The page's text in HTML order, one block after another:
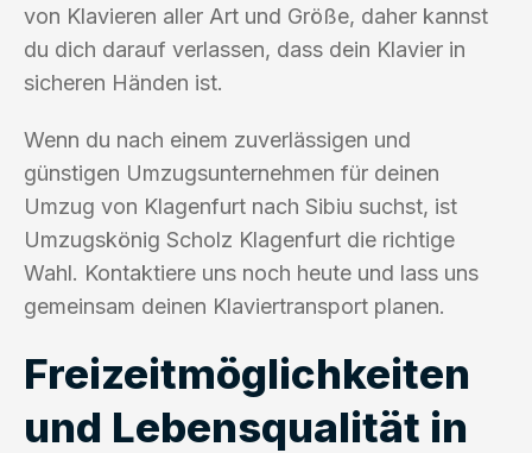
von Klavieren aller Art und Größe, daher kannst
du dich darauf verlassen, dass dein Klavier in
sicheren Händen ist.
Wenn du nach einem zuverlässigen und
günstigen Umzugsunternehmen für deinen
Umzug von Klagenfurt nach Sibiu suchst, ist
Umzugskönig Scholz Klagenfurt die richtige
Wahl. Kontaktiere uns noch heute und lass uns
gemeinsam deinen Klaviertransport planen.
Freizeitmöglichkeiten
und Lebensqualität in